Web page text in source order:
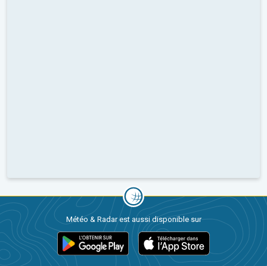
Météo & Radar est aussi disponible sur